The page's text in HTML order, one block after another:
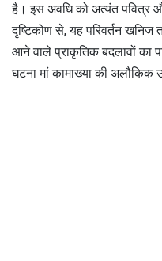
है। इस अवधि को अत्यंत पवित्र
दृष्टिकोण से, यह परिवर्तन खनिज
आने वाले प्राकृतिक बदलावों का
घटना मां कामाख्या की अलौकिक